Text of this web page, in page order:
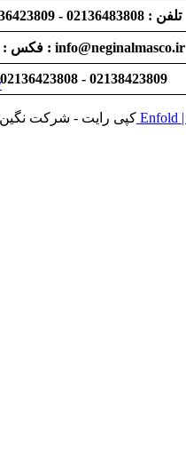
تلفن : 02136483808 - 02136423809 - 02136424201
فکس : 02136427141 ایمیل : info@neginalmasco.ir
- 02138423809
© کپی رایت - شرکت